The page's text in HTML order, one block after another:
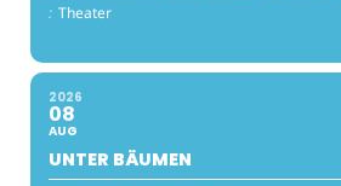
: Theater
2026
08
AUG
UNTER BÄUMEN